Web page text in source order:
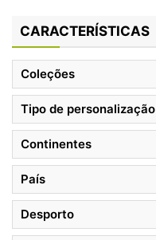
CARACTERÍSTICAS
Coleções
Tipo de personalização
Continentes
País
Desporto